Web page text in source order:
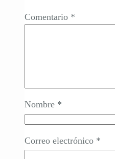
Comentario *
Nombre *
Correo electrónico *